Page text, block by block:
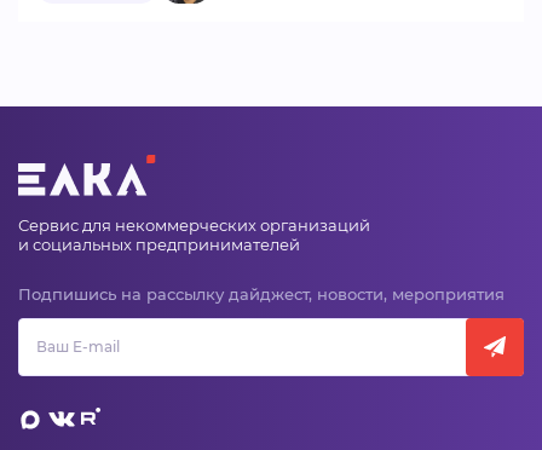
Сервис для некоммерческих организаций
и социальных предпринимателей
Подпишись на рассылку дайджест, новости, мероприятия